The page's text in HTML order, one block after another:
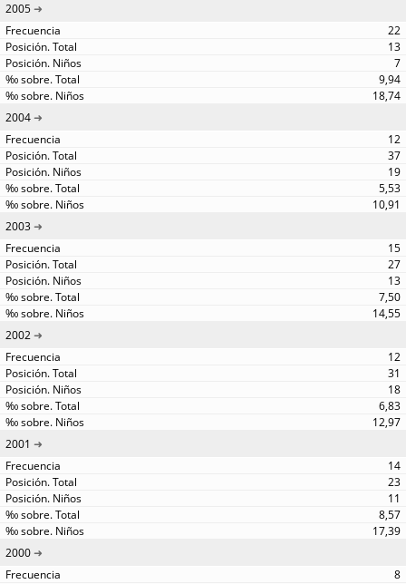
2005
22
13
7
9,94
18,74
2004
12
37
19
5,53
10,91
2003
15
27
13
7,50
14,55
2002
12
31
18
6,83
12,97
2001
14
23
11
8,57
17,39
2000
8